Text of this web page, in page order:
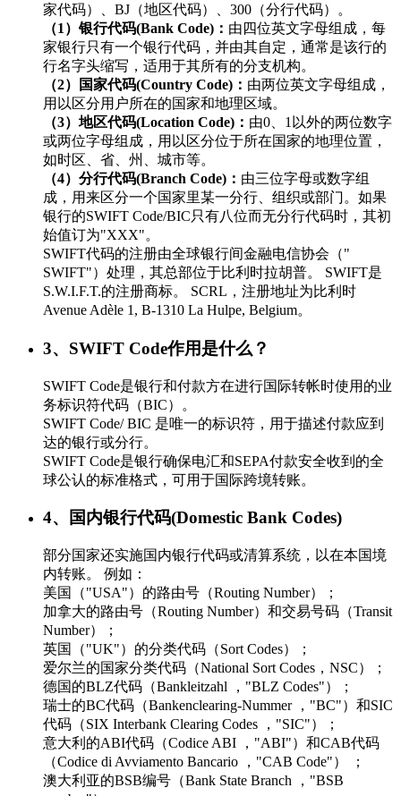
家代码）、BJ（地区代码）、300（分行代码）。
（1）银行代码(Bank Code)： 由四位英文字母组成，每
家银行只有一个银行代码，并由其自定，通常是该行的
行名字头缩写，适用于其所有的分支机构。
（2）国家代码(Country Code)： 由两位英文字母组成，
用以区分用户所在的国家和地理区域。
（3）地区代码(Location Code)： 由0、1以外的两位数字
或两位字母组成，用以区分位于所在国家的地理位置，
如时区、省、州、城市等。
（4）分行代码(Branch Code)： 由三位字母或数字组
成，用来区分一个国家里某一分行、组织或部门。如果
银行的SWIFT Code/BIC只有八位而无分行代码时，其初
始值订为"XXX"。
SWIFT代码的注册由全球银行间金融电信协会（"
SWIFT"）处理，其总部位于比利时拉胡普。 SWIFT是
S.W.I.F.T.的注册商标。 SCRL，注册地址为比利时
Avenue Adèle 1, B-1310 La Hulpe, Belgium。
3、SWIFT Code作用是什么？
SWIFT Code是银行和付款方在进行国际转帐时使用的业
务标识符代码（BIC）。
SWIFT Code/ BIC 是唯一的标识符，用于描述付款应到
达的银行或分行。
SWIFT Code是银行确保电汇和SEPA付款安全收到的全
球公认的标准格式，可用于国际跨境转账。
4、国内银行代码(Domestic Bank Codes)
部分国家还实施国内银行代码或清算系统，以在本国境
内转账。 例如：
美国（"USA"）的路由号（Routing Number）；
加拿大的路由号（Routing Number）和交易号码（Transit
Number）；
英国（"UK"）的分类代码（Sort Codes）；
爱尔兰的国家分类代码（National Sort Codes，NSC）；
德国的BLZ代码（Bankleitzahl ，"BLZ Codes"）；
瑞士的BC代码（Bankenclearing-Nummer ，"BC"）和SIC
代码（SIX Interbank Clearing Codes ，"SIC"）；
意大利的ABI代码（Codice ABI ，"ABI"）和CAB代码
（Codice di Avviamento Bancario ，"CAB Code"） ；
澳大利亚的BSB编号（Bank State Branch ，"BSB